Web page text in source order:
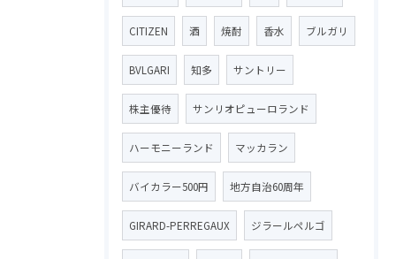
CITIZEN 酒 焼酎 香水 ブルガリ
BVLGARI 知多 サントリー
株主優待 サンリオピューロランド
ハーモニーランド マッカラン
バイカラー500円 地方自治60周年
GIRARD-PERREGAUX ジラールペルゴ